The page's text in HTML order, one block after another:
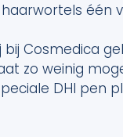
één
bij Cosmedica
zo weinig
DHI pen